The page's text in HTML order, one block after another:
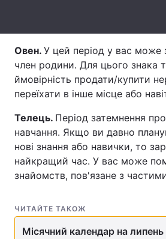
Послуги
Тема оформлення
Овен. У цей період у вас може
член родини. Для цього знака
ймовірність продати/купити
переїхати в інше місце або
Телець. Період затемнення
навчання. Якщо ви давно
нові знання або навички, то
найкращий час. У вас може
знайомств, пов'язане з
ЧИТАЙТЕ ТАКОЖ
Місячний календар на липень